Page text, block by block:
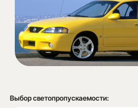
Выбор светопропускаемости: